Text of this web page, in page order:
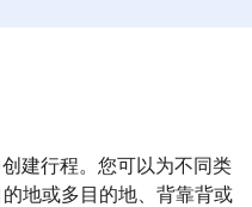
建行程。您可以为不同类
地或多目的地、背靠背或